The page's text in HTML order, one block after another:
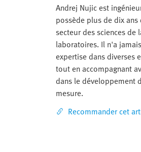
Andrej Nujic est
possède plus de dix ans
secteur des sciences de
laboratoires. Il n'a
expertise dans diverses
tout en accompagnant
dans le développement
mesure.
Recommander cet